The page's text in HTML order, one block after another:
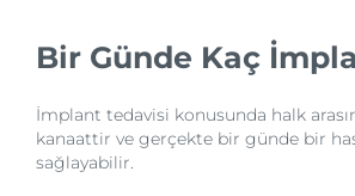
Bir Günde Kaç
İmplant tedavisi konusunda halk
kanaattir ve gerçekte bir günde bir
sağlayabilir.